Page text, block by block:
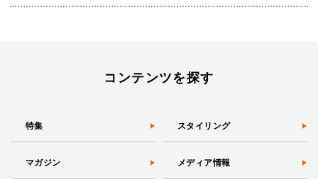
コンテンツを探す
特集 スタイリング
マガジン メディア情報